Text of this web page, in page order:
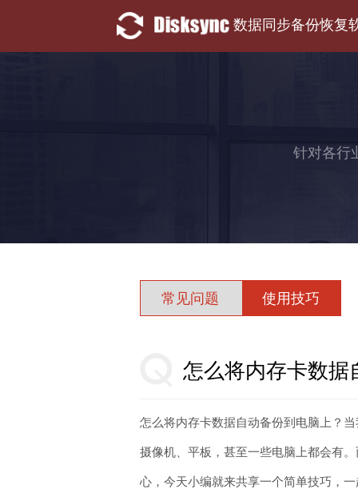
数据同步备份恢复
针对各行
常见问题 使用技巧
怎么将内存卡数据
怎么将内存卡数据自动备份到电脑上？
摄像机、平板，甚至一些电脑上都会有
心，今天小编就来共享一个简单技巧，